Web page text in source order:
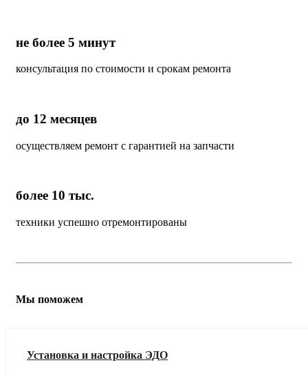
не более 5 минут
консультация по стоимости и срокам ремонта
до 12 месяцев
осуществляем ремонт с гарантией на запчасти
более 10 тыс.
техники успешно отремонтированы
Мы поможем
Установка и настройка ЭДО